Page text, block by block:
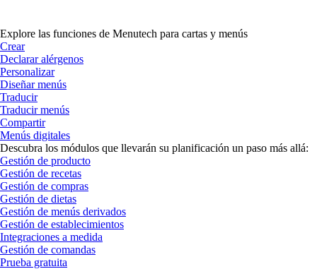
Explore las funciones de Menutech para cartas y menús
Crear
Declarar alérgenos
Personalizar
Diseñar menús
Traducir
Traducir menús
Compartir
Menús digitales
Descubra los módulos que llevarán su planificación un paso más allá:
Gestión de producto
Gestión de recetas
Gestión de compras
Gestión de dietas
Gestión de menús derivados
Gestión de establecimientos
Integraciones a medida
Gestión de comandas
Prueba gratuita